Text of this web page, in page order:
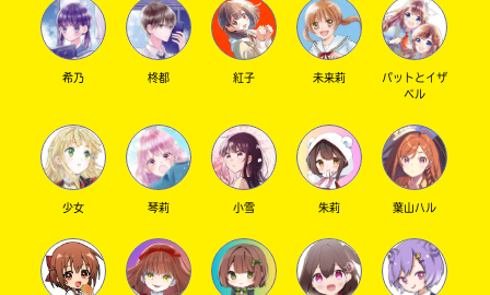
希乃 柊都 紅子 未来莉
パットとイザ
ベル
少女 琴莉 小雪 朱莉 葉山ハル